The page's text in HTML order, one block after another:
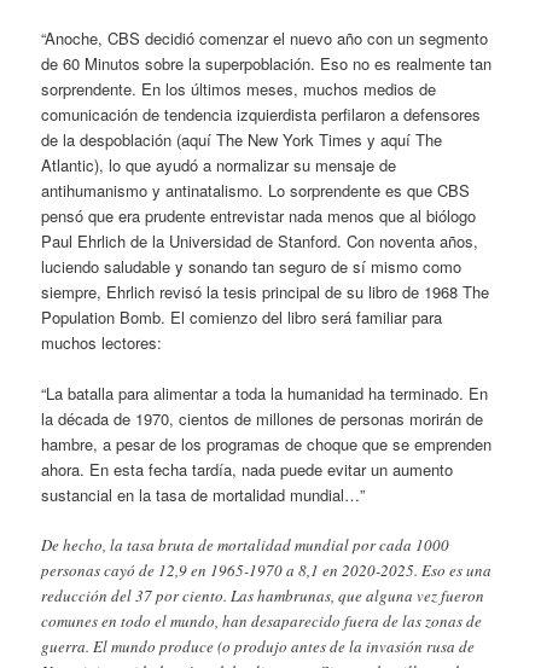
“Anoche, CBS decidió comenzar el nuevo año con un segmento
de 60 Minutos sobre la superpoblación. Eso no es realmente tan
sorprendente. En los últimos meses, muchos medios de
comunicación de tendencia izquierdista perfilaron a defensores
de la despoblación (aquí The New York Times y aquí The
Atlantic), lo que ayudó a normalizar su mensaje de
antihumanismo y antinatalismo. Lo sorprendente es que CBS
pensó que era prudente entrevistar nada menos que al biólogo
Paul Ehrlich de la Universidad de Stanford. Con noventa años,
luciendo saludable y sonando tan seguro de sí mismo como
siempre, Ehrlich revisó la tesis principal de su libro de 1968 The
Population Bomb. El comienzo del libro será familiar para
muchos lectores:
“La batalla para alimentar a toda la humanidad ha terminado. En
la década de 1970, cientos de millones de personas morirán de
hambre, a pesar de los programas de choque que se emprenden
ahora. En esta fecha tardía, nada puede evitar un aumento
sustancial en la tasa de mortalidad mundial…”
De hecho, la tasa bruta de mortalidad mundial por cada 1000
personas cayó de 12,9 en 1965-1970 a 8,1 en 2020-2025. Eso es una
reducción del 37 por ciento. Las hambrunas, que alguna vez fueron
comunes en todo el mundo, han desaparecido fuera de las zonas de
guerra. El mundo produce (o produjo antes de la invasión rusa de